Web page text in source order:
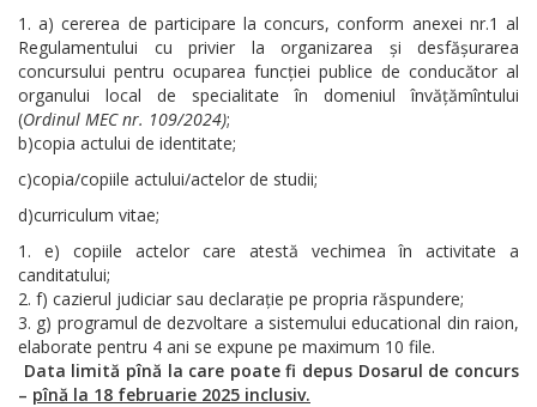
a) cererea de participare la concurs, conform anexei nr.1 al
Regulamentului cu privier la organizarea și desfășurarea
concursului pentru ocuparea funcției publice de conducător al
organului local de specialitate în domeniul învățămîntului
(Ordinul MEC nr. 109/2024);
b)copia actului de identitate;
c)copia/copiile actului/actelor de studii;
d)curriculum vitae;
e) copiile actelor care atestă vechimea în activitate a
canditatului;
f) cazierul judiciar sau declarație pe propria răspundere;
g) programul de dezvoltare a sistemului educational din raion,
elaborate pentru 4 ani se expune pe maximum 10 file.
Data limită pînă la care poate fi depus Dosarul de concurs
– pînă la 18 februarie 2025 inclusiv.